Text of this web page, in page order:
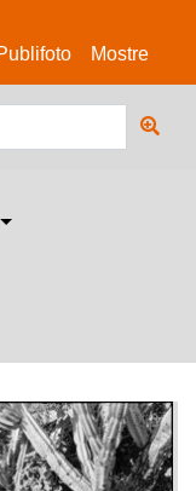
Mostre